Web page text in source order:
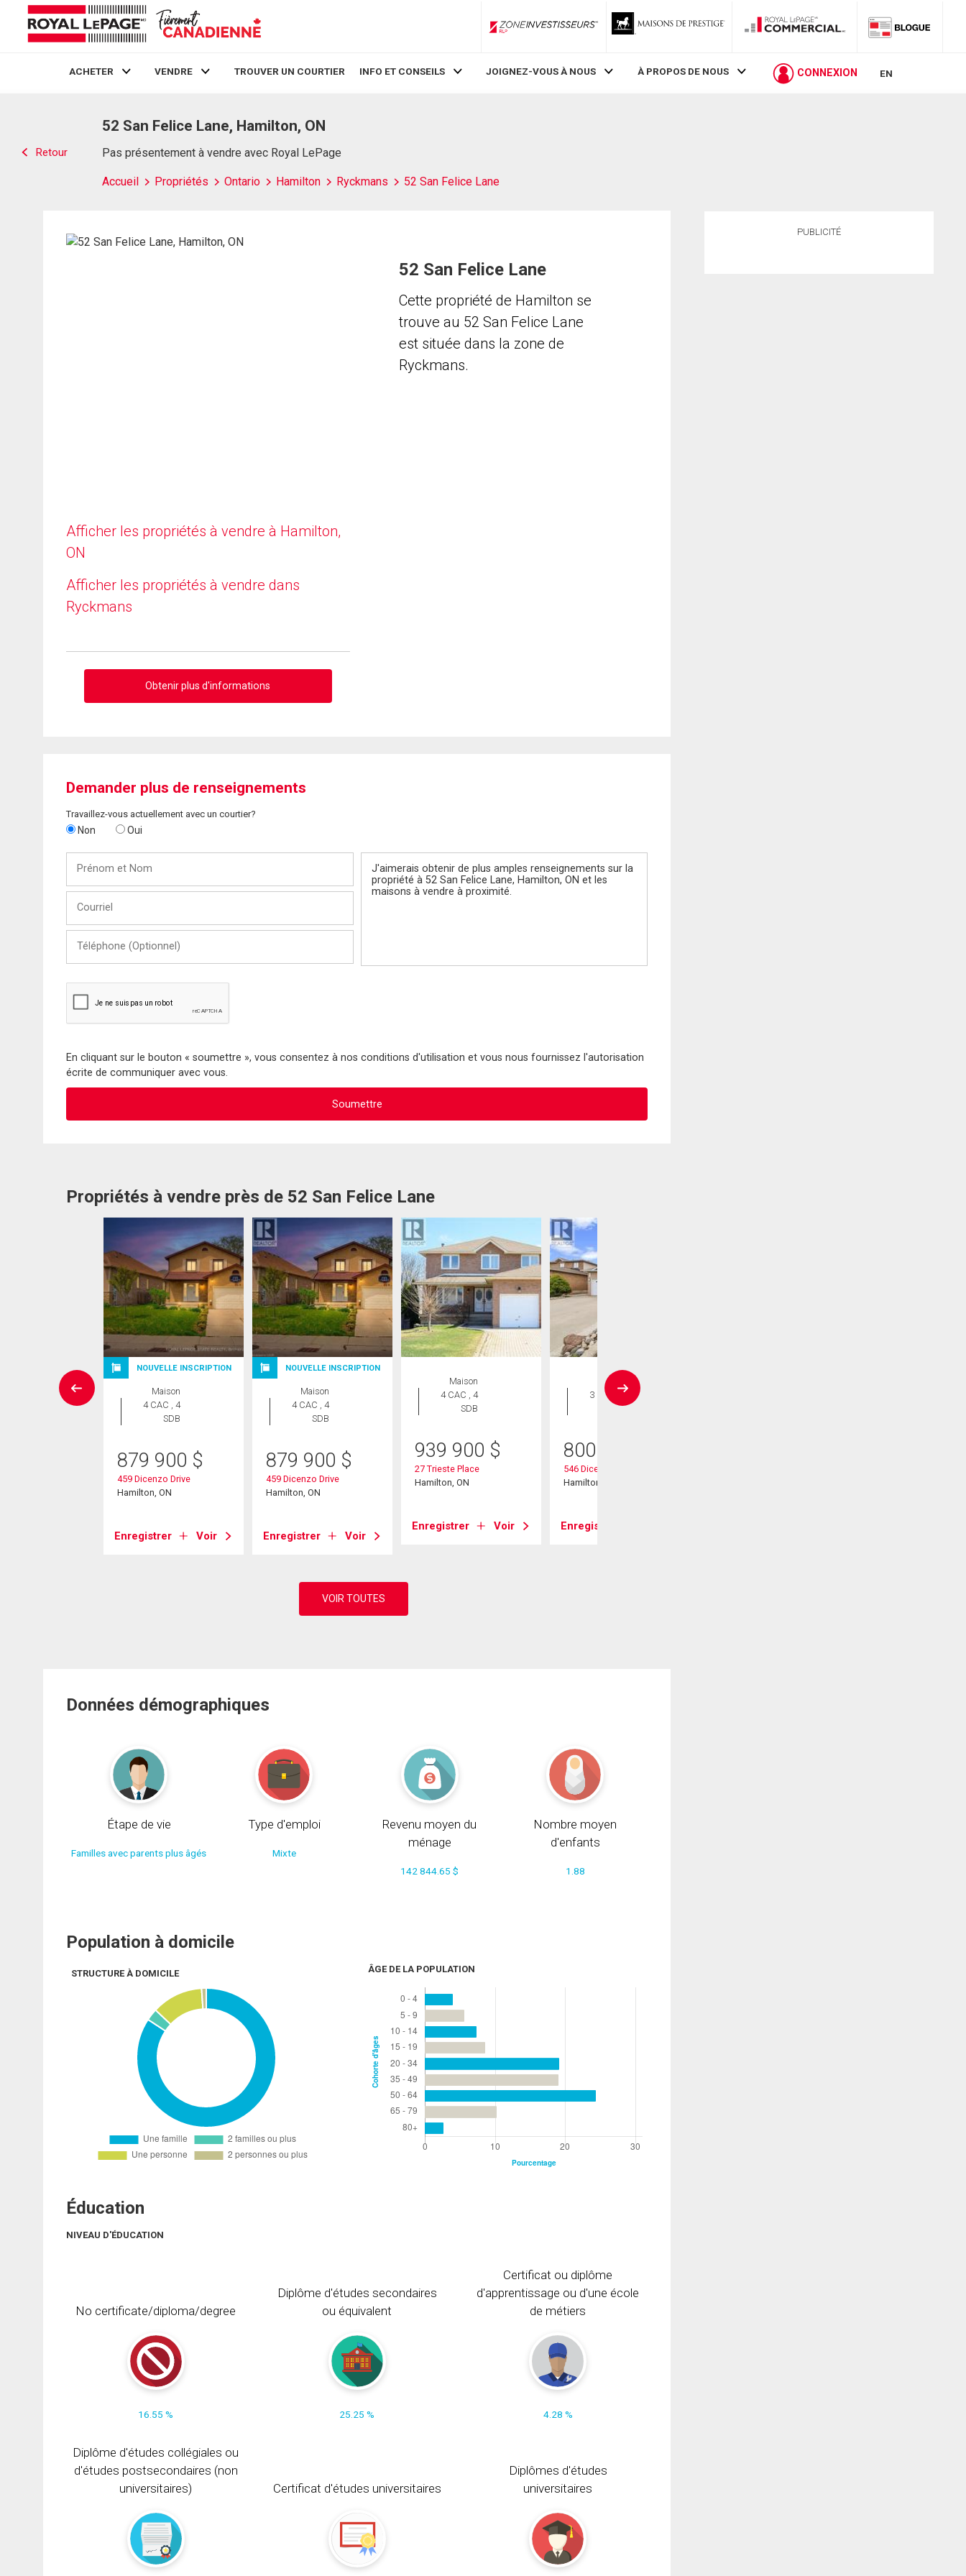
ZoneInvestisseurs RLP
ACHETER VENDRE TROUVER UN COURTIER INFO ET CONSEILS JOIGNEZ-VOUS À NOUS À PROPOS DE NOUS CONNEXION EN
Retour
52 San Felice Lane, Hamilton, ON
Pas présentement à vendre avec Royal LePage
Accueil Propriétés Ontario Hamilton Ryckmans 52 San Felice Lane
Afficher les propriétés à vendre à Hamilton,
ON
Afficher les propriétés à vendre dans
Ryckmans
Obtenir plus d'informations
52 San Felice Lane
Cette propriété de Hamilton se
trouve au 52 San Felice Lane
est située dans la zone de
Ryckmans.
Demander plus de renseignements
Travaillez-vous actuellement avec un courtier?
Non Oui
Nom
(Optionnel)
En cliquant sur le bouton « soumettre », vous consentez à nos conditions d'utilisation et vous nous fournissez l'autorisation
écrite de communiquer avec vous.
Propriétés à vendre près de 52 San Felice Lane
NOUVELLE INSCRIPTION
Maison
4 CAC , 4
SDB
879 900 $
459 Dicenzo Drive
Hamilton, ON
Enregistrer Voir
NOUVELLE INSCRIPTION
Maison
4 CAC , 4
SDB
879 900 $
459 Dicenzo Drive
Hamilton, ON
Enregistrer Voir
Maison
4 CAC , 4
SDB
939 900 $
27 Trieste Place
Hamilton, ON
Enregistrer Voir
Maison
3 CAC , 2
SDB
800 000
546 Dicenzo Drive
Hamilton, ON
Enregistrer
Données démographiques
Étape de vie
Familles avec parents plus âgés
Type d'emploi
Mixte
Revenu moyen du
ménage
142 844.65 $
Nombre moyen
d'enfants
1.88
Population à domicile
STRUCTURE À DOMICILE ÂGE DE LA POPULATION
Éducation
NIVEAU D'ÉDUCATION
No certificate/diploma/degree
16.55 %
Diplôme d'études secondaires
ou équivalent
25.25 %
Certificat ou diplôme
d'apprentissage ou d'une école
de métiers
4.28 %
Diplôme d'études collégiales ou
d'études postsecondaires (non
universitaires)
Certificat d'études universitaires
Diplômes d'études
universitaires
PUBLICITÉ